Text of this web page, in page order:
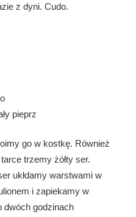
z dyni. Cudo.
pieprz
go w kostkę. Również
trzemy żółty ser.
ukłdamy warstwami w
i zapiekamy w
dwóch godzinach